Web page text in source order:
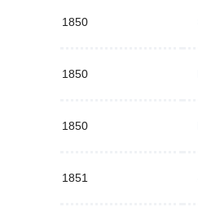
1850
1850
1850
1851